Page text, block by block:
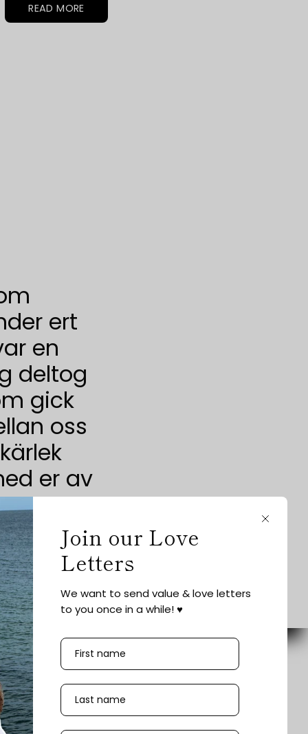
Join our Love
Letters
We want to send value & love letters
to you once in a while! ♥
Close
READ MORE
ert
en
deltog
gick
oss
er av